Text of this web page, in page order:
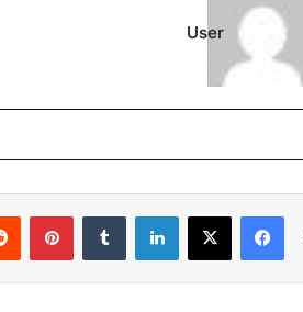
User
فيسبوك ‫X لينكدإن